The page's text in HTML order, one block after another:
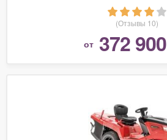
(Отзывы 10)
от 372 900